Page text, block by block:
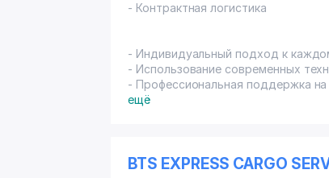
- Контрактная логистика
- Индивидуальный подход к
- Использование современных
- Профессиональная поддержка на
ещё
BTS EXPRESS CARGO